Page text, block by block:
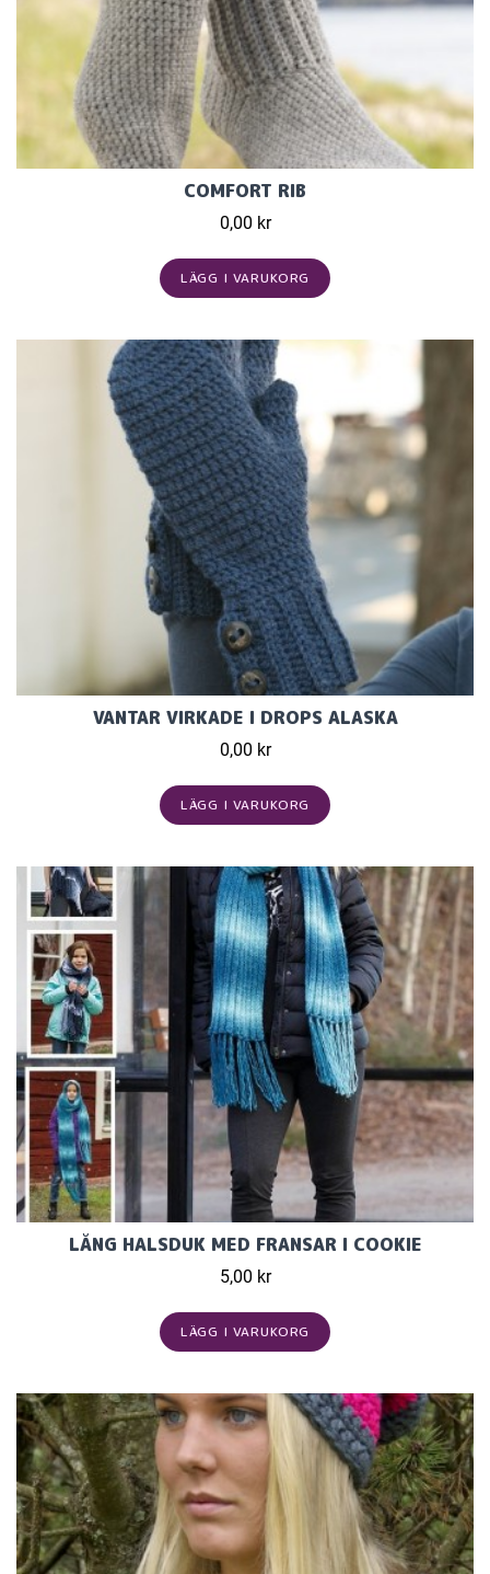
COMFORT RIB
0,00 kr
LÄGG I VARUKORG
VANTAR VIRKADE I DROPS ALASKA
0,00 kr
LÄGG I VARUKORG
LÅNG HALSDUK MED FRANSAR I COOKIE
5,00 kr
LÄGG I VARUKORG